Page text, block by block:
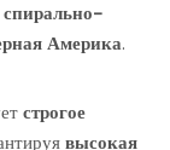
спирально-
Америка.
строгое
высокая